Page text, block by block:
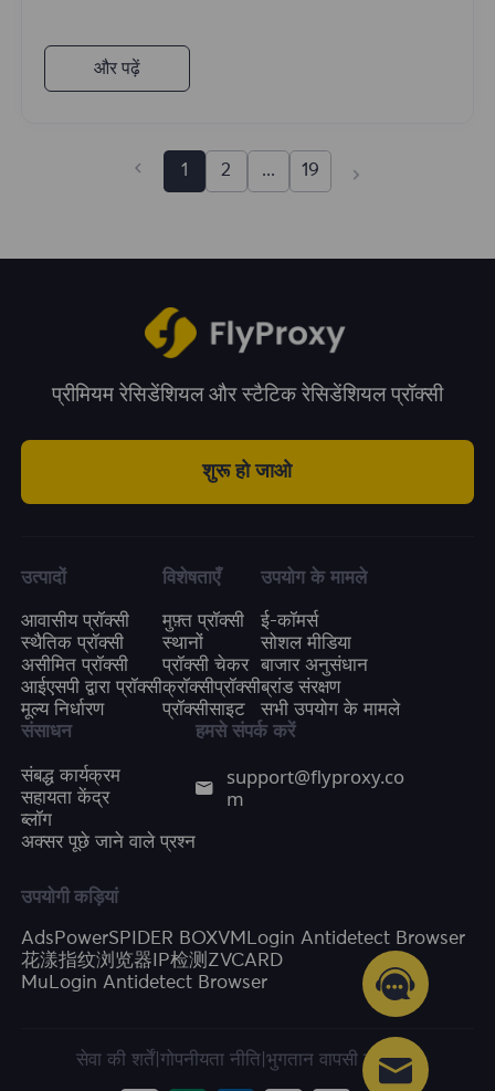
और पढ़ें
1 2 ... 19
प्रीमियम रेसिडेंशियल और स्टैटिक रेसिडेंशियल प्रॉक्सी
शुरू हो जाओ
उत्पादों
आवासीय प्रॉक्सी
स्थैतिक प्रॉक्सी
असीमित प्रॉक्सी
आईएसपी द्वारा प्रॉक्सी
मूल्य निर्धारण
विशेषताएँ
मुफ़्त प्रॉक्सी
स्थानों
प्रॉक्सी चेकर
क्रॉक्सीप्रॉक्सी
प्रॉक्सीसाइट
उपयोग के मामले
ई-कॉमर्स
सोशल मीडिया
बाजार अनुसंधान
ब्रांड संरक्षण
सभी उपयोग के मामले
संसाधन
संबद्ध कार्यक्रम
सहायता केंद्र
ब्लॉग
अक्सर पूछे जाने वाले प्रश्न
हमसे संपर्क करें
support@flyproxy.co
m
उपयोगी कड़ियां
AdsPowerSPIDER BOXVMLogin Antidetect Browser
花漾指纹浏览器 IP检测 ZVCARD
MuLogin Antidetect Browser
सेवा की शर्तें| गोपनीयता नीति| भुगतान वापसी की नीति